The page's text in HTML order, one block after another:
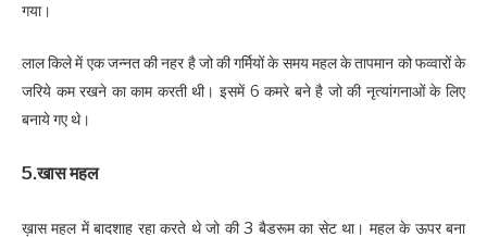
गया।
लाल किले में एक जन्नत की नहर है जो की गर्मियों के समय महल के तापमान को फव्वारों के
जरिये कम रखने का काम करती थी। इसमें 6 कमरे बने है जो की नृत्यांगनाओं के लिए
बनाये गए थे।
5.खास महल
ख़ास महल में बादशाह रहा करते थे जो की 3 बैडरूम का सेट था। महल के ऊपर बना